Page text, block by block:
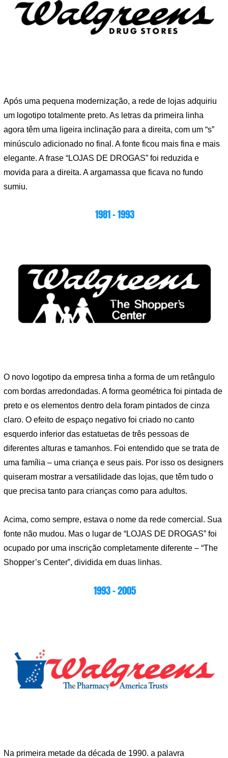
Após uma pequena modernização, a rede de lojas adquiriu
um logotipo totalmente preto. As letras da primeira linha
agora têm uma ligeira inclinação para a direita, com um “s”
minúsculo adicionado no final. A fonte ficou mais fina e mais
elegante. A frase “LOJAS DE DROGAS” foi reduzida e
movida para a direita. A argamassa que ficava no fundo
sumiu.
1981 – 1993
O novo logotipo da empresa tinha a forma de um retângulo
com bordas arredondadas. A forma geométrica foi pintada de
preto e os elementos dentro dela foram pintados de cinza
claro. O efeito de espaço negativo foi criado no canto
esquerdo inferior das estatuetas de três pessoas de
diferentes alturas e tamanhos. Foi entendido que se trata de
uma família – uma criança e seus pais. Por isso os designers
quiseram mostrar a versatilidade das lojas, que têm tudo o
que precisa tanto para crianças como para adultos.
Acima, como sempre, estava o nome da rede comercial. Sua
fonte não mudou. Mas o lugar de “LOJAS DE DROGAS” foi
ocupado por uma inscrição completamente diferente – “The
Shopper’s Center”, dividida em duas linhas.
1993 – 2005
Na primeira metade da década de 1990. a palavra